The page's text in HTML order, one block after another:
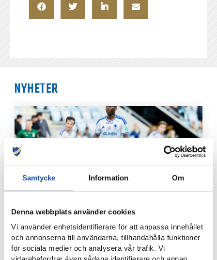
Samtycke Information Om
Denna webbplats använder cookies
Vi använder enhetsidentifierare för att anpassa innehållet
och annonserna till användarna, tillhandahålla funktioner
för sociala medier och analysera vår trafik. Vi
NYHETER
4 AUGUSTI, 2026
FARTFYLLD OCH TÄT MATCH I LIGACUPEN – KYLIAN
NÄTADE MOT DJURGÅRDEN